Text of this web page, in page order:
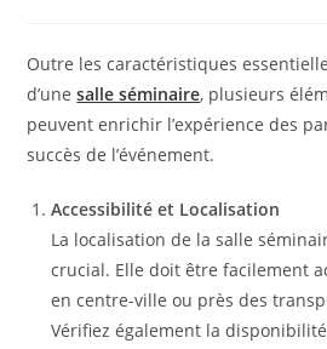
Outre les caractéristiques
d’unesalle séminaire, plusieurs
peuvent enrichir l’expérience des
succès de l’événement.
Accessibilité et Localisation
La localisation de la salle
crucial. Elle doit être facilement
en centre-ville ou près des
Vérifiez également la